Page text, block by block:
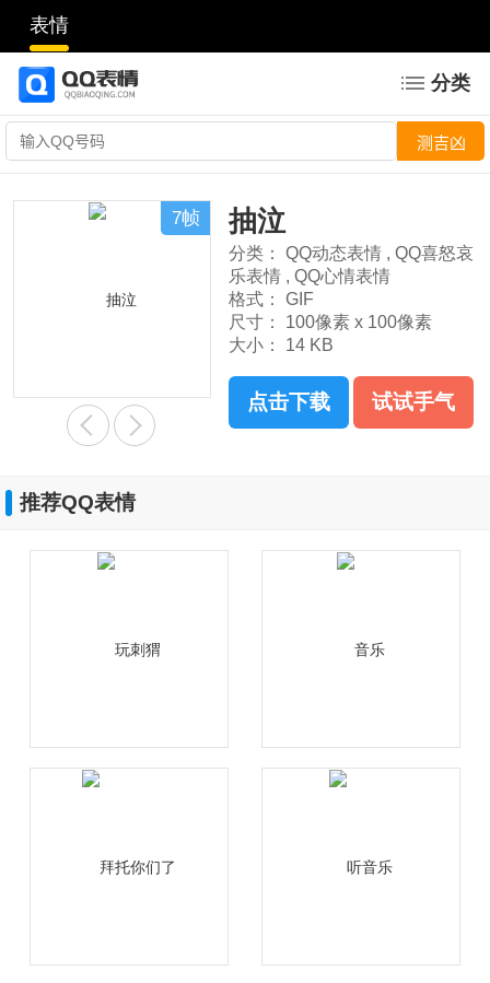
表情
分类
7帧 抽泣
分类： QQ动态表情 , QQ喜怒哀
乐表情 , QQ心情表情
格式：
GIF
尺寸：
100像素 x 100像素
大小：
14 KB
点击下载 试试手气
推荐QQ表情